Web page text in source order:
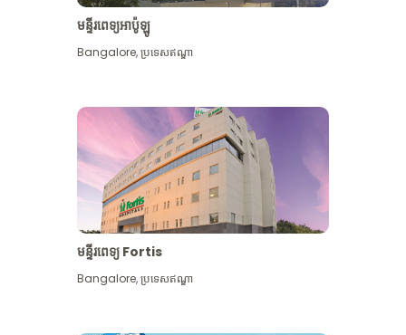
មើល​ច្រើន​ទៀត
មន្ទីរពេទ្យអាប៉ូឡូ
Bangalore,ប្រទេសឥណ្ឌា
មន្ទីរពេទ្យ Fortis
Bangalore,ប្រទេសឥណ្ឌា